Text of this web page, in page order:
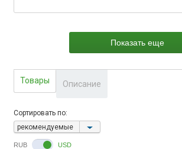
90~264 В AC
Показать еще
Товары Описание
Сортировать по:
рекомендуемые
RUB USD